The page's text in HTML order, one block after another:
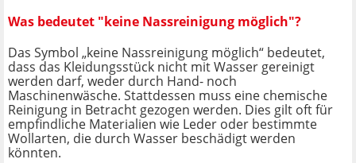
Was bedeutet "keine Nassreinigung möglich"?
Das Symbol „keine Nassreinigung möglich“ bedeutet,
dass das Kleidungsstück nicht mit Wasser gereinigt
werden darf, weder durch Hand- noch
Maschinenwäsche. Stattdessen muss eine chemische
Reinigung in Betracht gezogen werden. Dies gilt oft für
empfindliche Materialien wie Leder oder bestimmte
Wollarten, die durch Wasser beschädigt werden
könnten.